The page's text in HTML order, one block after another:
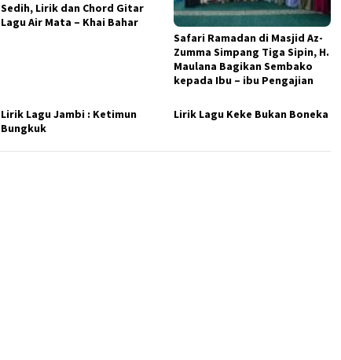
Sedih, Lirik dan Chord Gitar
Lagu Air Mata – Khai Bahar
Safari Ramadan di Masjid Az-
Zumma Simpang Tiga Sipin, H.
Maulana Bagikan Sembako
kepada Ibu – ibu Pengajian
Lirik Lagu Jambi : Ketimun
Bungkuk
Lirik Lagu Keke Bukan Boneka